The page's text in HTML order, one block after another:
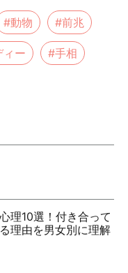
#動物 #前兆
ィー #手相
理10選！付き合って
理由を男女別に理解